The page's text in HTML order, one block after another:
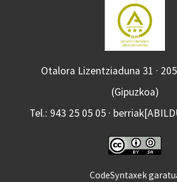
Otalora Lizentziaduna 31 ·
(Gipuzkoa)
Tel.: 943 25 05 05 ·
CodeSyntaxek